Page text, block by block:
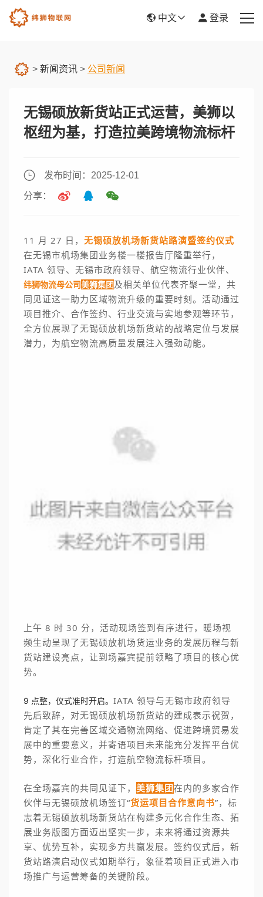
新闻资讯
关于我们
帮助中心
平台入驻
中文 登录
> 新闻资讯 > 公司新闻
无锡硕放新货站正式运营，美狮以
枢纽为基，打造拉美跨境物流标杆
发布时间：2025-12-01
分享：
11 月 27 日， 无锡硕放机场新货站路演暨签约仪式
在无锡市机场集团业务楼一楼报告厅隆重举行，
IATA 领导、无锡市政府领导、航空物流行业伙伴、
纬狮物流母公司美狮集团及相关单位代表齐聚一堂，共
同见证这一助力区域物流升级的重要时刻。活动通过
项目推介、合作签约、行业交流与实地参观等环节，
全方位展现了无锡硕放机场新货站的战略定位与发展
潜力，为航空物流高质量发展注入强劲动能。
上午 8 时 30 分，活动现场签到有序进行，暖场视
频生动呈现了无锡硕放机场货运业务的发展历程与新
货站建设亮点，让到场嘉宾提前领略了项目的核心优
势。
9 点整，仪式准时开启。 IATA 领导与无锡市政府领导
先后致辞，对无锡硕放机场新货站的建成表示祝贺，
肯定了其在完善区域交通物流网络、促进跨境贸易发
展中的重要意义，并寄语项目未来能充分发挥平台优
势，深化行业合作，打造航空物流标杆项目。
在全场嘉宾的共同见证下， 美狮集团在内的多家合作
伙伴与无锡硕放机场签订“货运项目合作意向书”，标
志着无锡硕放机场新货站在构建多元化合作生态、拓
展业务版图方面迈出坚实一步，未来将通过资源共
享、优势互补，实现多方共赢发展。签约仪式后，新
货站路演启动仪式如期举行，象征着项目正式进入市
场推广与运营筹备的关键阶段。